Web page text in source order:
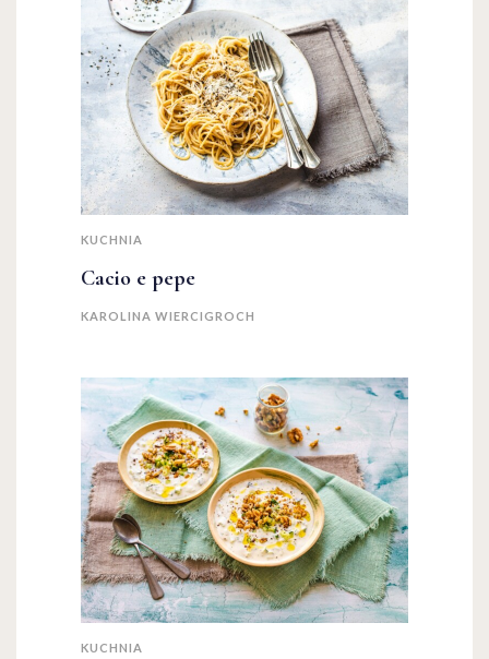
KUCHNIA
Cacio e pepe
KAROLINA WIERCIGROCH
KUCHNIA